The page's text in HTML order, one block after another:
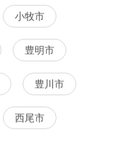
小牧市
豊明市
豊川市
西尾市